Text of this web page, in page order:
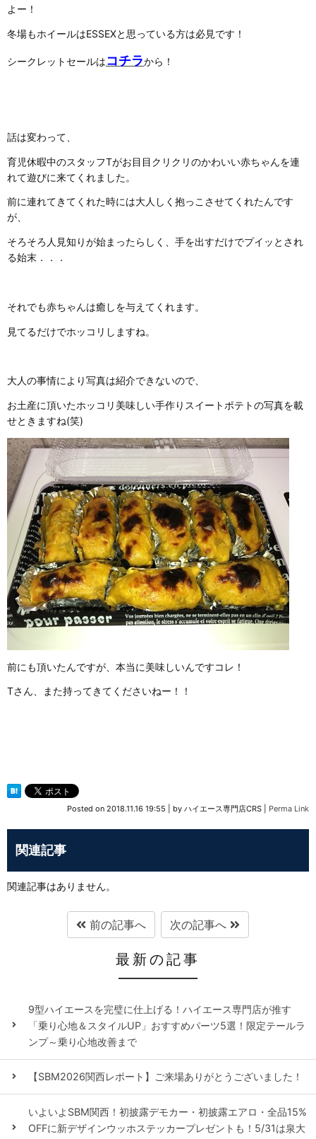
よー！
冬場もホイールはESSEXと思っている方は必見です！
シークレットセールはコチラから！
話は変わって、
育児休暇中のスタッフTがお目目クリクリのかわいい赤ちゃんを連
れて遊びに来てくれました。
前に連れてきてくれた時には大人しく抱っこさせてくれたんです
が、
そろそろ人見知りが始まったらしく、手を出すだけでプイッとされ
る始末．．．
それでも赤ちゃんは癒しを与えてくれます。
見てるだけでホッコリしますね。
大人の事情により写真は紹介できないので、
お土産に頂いたホッコリ美味しい手作りスイートポテトの写真を載
せときますね(笑)
前にも頂いたんですが、本当に美味しいんですコレ！
Tさん、また持ってきてくださいねー！！
Posted on 2018.11.16 19:55 by ハイエース専門店CRS Perma Link
関連記事
関連記事はありません。
前の記事へ 次の記事へ
最新の記事
9型ハイエースを完璧に仕上げる！ハイエース専門店が推す
「乗り心地＆スタイルUP」おすすめパーツ5選！限定テールラ
ンプ～乗り心地改善まで
【SBM2026関西レポート】ご来場ありがとうございました！
いよいよSBM関西！初披露デモカー・初披露エアロ・全品15%
OFFに新デザインウッホステッカープレゼントも！5/31は泉大